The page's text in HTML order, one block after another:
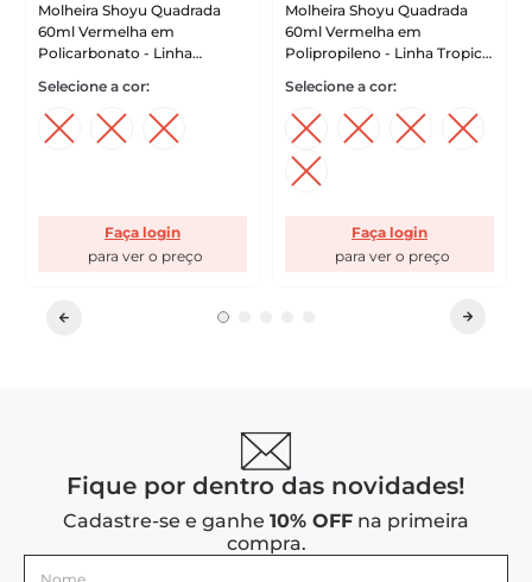
Molheira Shoyu Quadrada
60ml Vermelha em
Policarbonato - Linha
Faça login
Molheira Shoyu Quadrada
60ml Vermelha em
Polipropileno - Linha Tropical
Faça login
Fique por dentro das novidades!
Cadastre-se e ganhe 10% OFF na primeira
compra.